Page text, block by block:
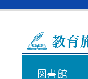
教育
図書館